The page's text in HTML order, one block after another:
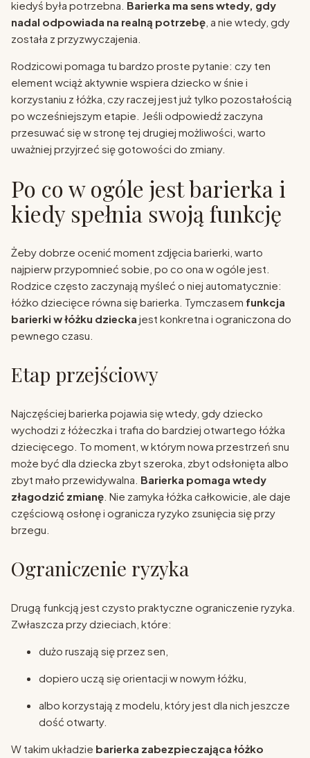
kiedyś była potrzebna. Barierka ma sens wtedy, gdy
nadal odpowiada na realną potrzebę , a nie wtedy, gdy
została z przyzwyczajenia.
Rodzicowi pomaga tu bardzo proste pytanie: czy ten
element wciąż aktywnie wspiera dziecko w śnie i
korzystaniu z łóżka, czy raczej jest już tylko pozostałością
po wcześniejszym etapie. Jeśli odpowiedź zaczyna
przesuwać się w stronę tej drugiej możliwości, warto
uważniej przyjrzeć się gotowości do zmiany.
Po co w ogóle jest barierka i
kiedy spełnia swoją funkcję
Żeby dobrze ocenić moment zdjęcia barierki, warto
najpierw przypomnieć sobie, po co ona w ogóle jest.
Rodzice często zaczynają myśleć o niej automatycznie:
łóżko dziecięce równa się barierka. Tymczasem funkcja
barierki w łóżku dziecka jest konkretna i ograniczona do
pewnego czasu.
Etap przejściowy
Najczęściej barierka pojawia się wtedy, gdy dziecko
wychodzi z łóżeczka i trafia do bardziej otwartego łóżka
dziecięcego. To moment, w którym nowa przestrzeń snu
może być dla dziecka zbyt szeroka, zbyt odsłonięta albo
zbyt mało przewidywalna. Barierka pomaga wtedy
złagodzić zmianę . Nie zamyka łóżka całkowicie, ale daje
częściową osłonę i ogranicza ryzyko zsunięcia się przy
brzegu.
Ograniczenie ryzyka
Drugą funkcją jest czysto praktyczne ograniczenie ryzyka.
Zwłaszcza przy dzieciach, które:
dużo ruszają się przez sen,
dopiero uczą się orientacji w nowym łóżku,
albo korzystają z modelu, który jest dla nich jeszcze
dość otwarty.
W takim układzie barierka zabezpieczająca łóżko